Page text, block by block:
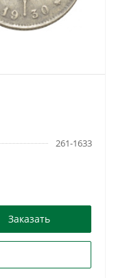
261-1633
Заказать